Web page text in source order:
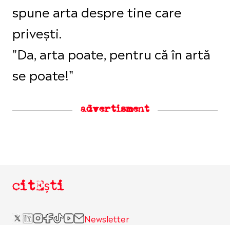
spune arta despre tine care
privești.
"Da, arta poate, pentru că în artă
se poate!"
advertisment
citEști
Newsletter